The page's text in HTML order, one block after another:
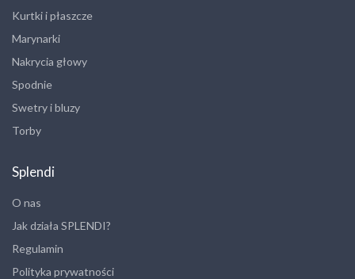
Kurtki i płaszcze
Marynarki
Nakrycia głowy
Spodnie
Swetry i bluzy
Torby
Splendi
O nas
Jak działa SPLENDI?
Regulamin
Polityka prywatności